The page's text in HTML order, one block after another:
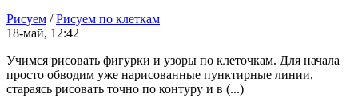
Рисуем /Рисуем по клеткам
18-май, 12:42
Учимся рисовать фигурки и узоры по клеточкам. Для начала
просто обводим уже нарисованные пунктирные линии,
стараясь рисовать точно по контуру и в (...)